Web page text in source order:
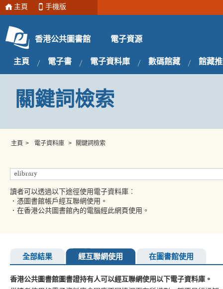
主頁 手機版
香港公共圖書館 電子資源
主頁 電子書 電子資料庫 數碼館藏 館藏
關鍵詞檢索
主頁 > 電子資料庫 > 關鍵詞檢索
讀者可以透過以下途徑使用電子資料庫︰
．憑圖書館帳戶經互聯網使用。
．在香港公共圖書館內的電腦經此網頁使用。
全部結果 經互聯網使用 在圖書館使用
香港公共圖書館圖書證持有人可以經互聯網使用以下電子資料庫。